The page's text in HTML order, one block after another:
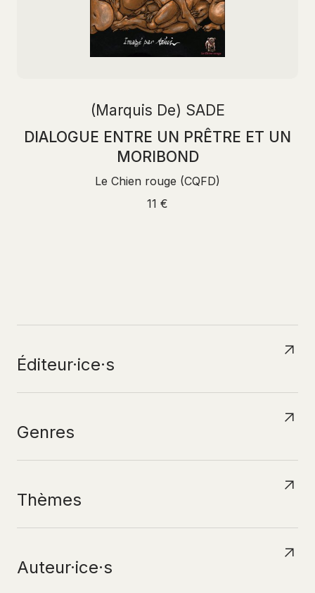
(Marquis De) SADE
DIALOGUE ENTRE UN PRÊTRE ET UN
MORIBOND
Le Chien rouge (CQFD)
11 €
NAVIGUERPAR
Éditeur·ice·s
Genres
Thèmes
Auteur·ice·s